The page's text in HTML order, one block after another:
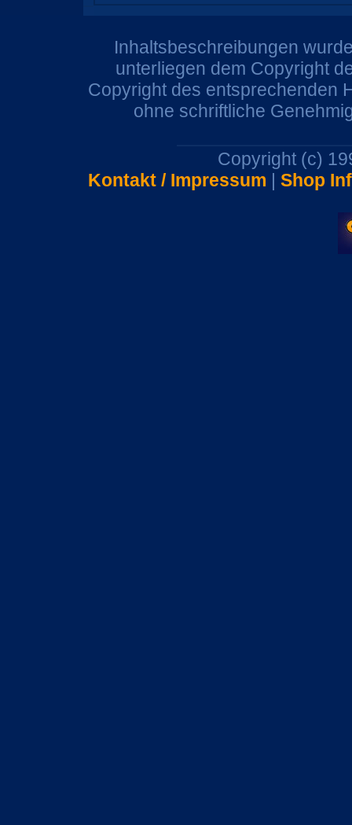
Inhaltsbeschreibungen
unterliegen dem Copyright
Copyright des entsprechenden
ohne schriftliche
Copyright (c)
Kontakt / Impressum | Shop